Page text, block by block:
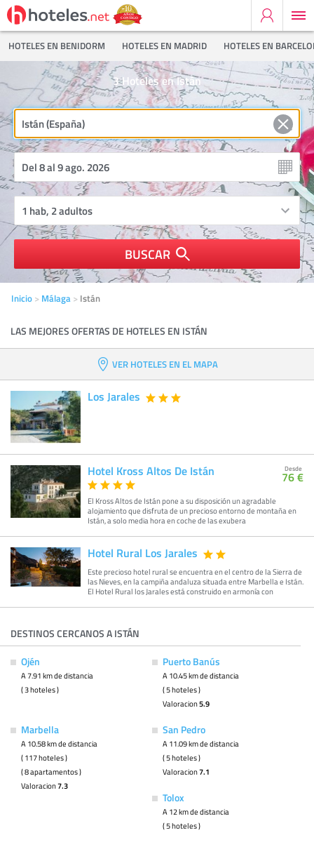
HOTELES EN BENIDORM HOTELES EN MADRID HOTELES EN
Hoteles en Istán
3
BUSCAR
Inicio Málaga Istán
LAS MEJORES OFERTAS DE HOTELES EN ISTÁN
VER HOTELES EN EL MAPA
Los Jarales
Hotel Kross Altos De Istán
El Kross Altos de Istán pone a su disposición un agradable
alojamiento que disfruta de un precioso entorno de montaña en
Istán, a solo media hora en coche de las exubera
Desde
76 €
Hotel Rural Los Jarales
Este precioso hotel rural se encuentra en el centro de la Sierra de
las Nieves, en la campiña andaluza situada entre Marbella e Istán.
El Hotel Rural los Jarales está construido en armonía con
DESTINOS CERCANOS A ISTÁN
Ojén
A 7.91 km de distancia
( 3 hoteles )
Puerto Banús
A 10.45 km de distancia
( 5 hoteles )
Valoracion5.9
Marbella
A 10.58 km de distancia
( 117 hoteles )
( 8 apartamentos )
Valoracion7.3
San Pedro
A 11.09 km de distancia
( 5 hoteles )
Valoracion7.1
Tolox
A 12 km de distancia
( 5 hoteles )